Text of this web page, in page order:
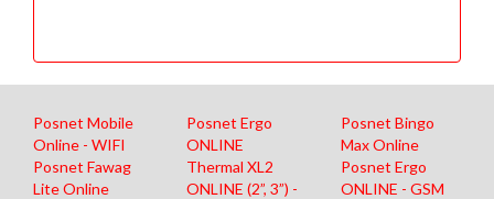
Posnet Mobile
Online - WIFI
Posnet Ergo
ONLINE
Posnet Bingo
Max Online
Posnet Fawag
Lite Online
Thermal XL2
ONLINE (2”, 3”) -
Posnet Ergo
ONLINE - GSM